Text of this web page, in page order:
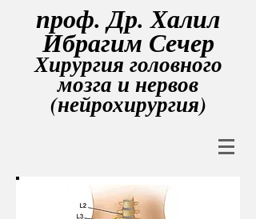
проф. Др. Халил
Ибрагим Сечер
Хирургия головного
мозга и нервов
(нейрохирургия)